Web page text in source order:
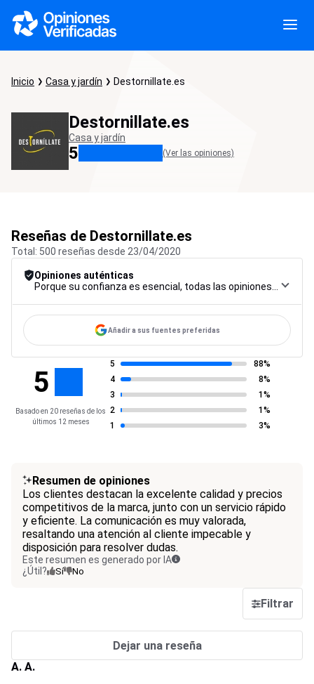
Inicio Casa y jardín Destornillate.es
Destornillate.es
Casa y jardín
5 (Ver las opiniones)
Reseñas de Destornillate.es
Total: 500 reseñas desde 23/04/2020
Opiniones auténticas
Añadir a sus fuentes preferidas
5
Basado en 20 reseñas de los
últimos 12 meses
5
88%
4
8%
3
1%
2
1%
1
3%
Resumen de opiniones
Los clientes destacan la excelente calidad y precios
competitivos de la marca, junto con un servicio rápido
y eficiente. La comunicación es muy valorada,
resaltando una atención al cliente impecable y
disposición para resolver dudas.
Este resumen es generado por IA
¿Útil?
Sí No
Filtrar
Dejar una reseña
A. A.